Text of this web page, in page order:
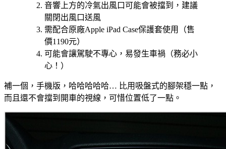
音響上方的冷氣出風口可能會被擋到，建議
關閉出風口送風
需配合原廠Apple iPad Case保護套使用（售
價1190元）
可能會讓駕駛不專心，易發生車禍（務必小
心！）
補一個，手機版，哈哈哈哈哈… 比用吸盤式的腳架穩一點，
而且還不會擋到開車的視線，可惜位置低了一點。